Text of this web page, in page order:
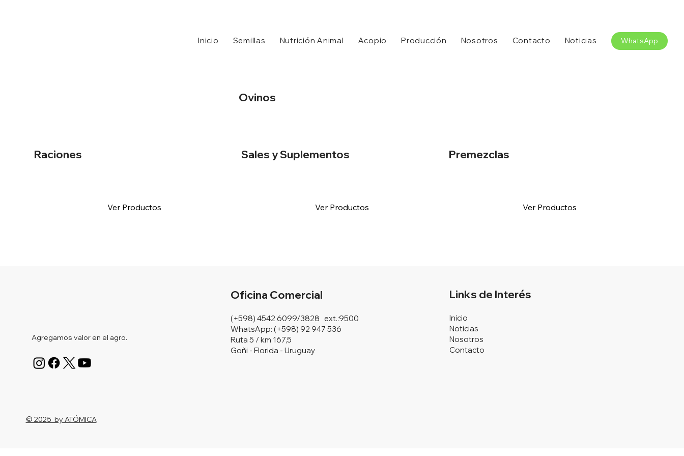
Inicio Semillas Nutrición Animal Acopio Producción Nosotros Contacto Noticias WhatsApp
Ovinos
Raciones
Ver Productos
Sales y Suplementos
Ver Productos
Premezclas
Ver Productos
© 2025 by ATÓMICA
Agregamos valor en el agro.
(+598) 4542 6099/3828 ext.:9500
WhatsApp: (+598) 92 947 536
Ruta 5 / km 167,5
Goñi - Florida - Uruguay
Oficina Comercial
Inicio
Noticias
Nosotros
Contacto
Links de Interés